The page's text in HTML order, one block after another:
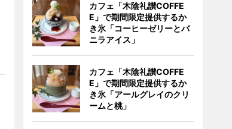
カフェ「木陰礼讃COFFE
E」で期間限定提供するか
き氷「コーヒーゼリーとバ
ニラアイス」
カフェ「木陰礼讃COFFE
E」で期間限定提供するか
き氷「アールグレイのクリ
ームと桃」